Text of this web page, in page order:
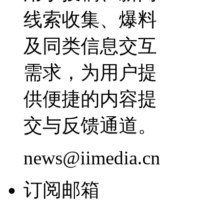
线索收集、爆料
及同类信息交互
需求，为用户提
供便捷的内容提
交与反馈通道。
news@iimedia.cn
订阅邮箱